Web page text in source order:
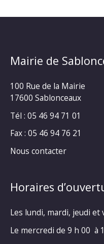
Mairie de
100 Rue de la Mairie
17600 Sablonceaux
Tél : 05 46 94 71 01
Fax : 05 46 94 76 21
Nous contacter
Horaires
Les lundi, mardi, jeudi et
Le mercredi de 9 h 00 à